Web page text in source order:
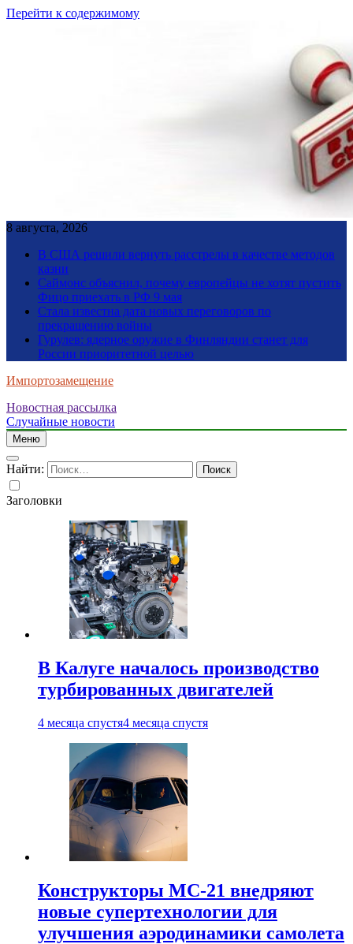
Перейти к содержимому
8 августа, 2026
В США решили вернуть расстрелы в качестве методов
казни
Саймонс объяснил, почему европейцы не хотят пустить
Фицо приехать в РФ 9 мая
Стала известна дата новых переговоров по
прекращению войны
Гурулев: ядерное оружие в Финляндии станет для
России приоритетной целью
Импортозамещение
Новостная рассылка
Случайные новости
Меню
Найти:
Заголовки
В Калуге началось производство
турбированных двигателей
4 месяца спустя4 месяца спустя
Конструкторы МС-21 внедряют
новые супертехнологии для
улучшения аэродинамики самолета